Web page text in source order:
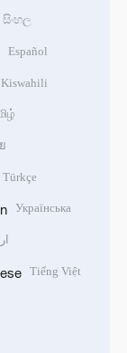
සිංහල
Español
Kiswahili
Türkçe
Українська
Tiếng Việt